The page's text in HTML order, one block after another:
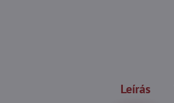
Leírás